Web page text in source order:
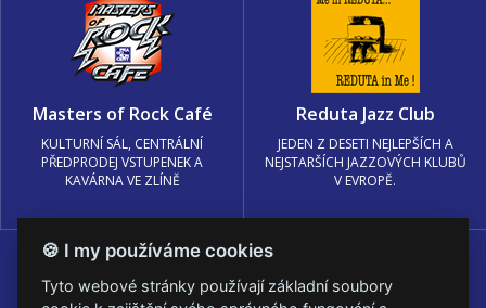
Masters of Rock Café
KULTURNÍ SÁL, CENTRÁLNÍ
PŘEDPRODEJ VSTUPENEK A
KAVÁRNA VE ZLÍNĚ
Reduta Jazz Club
JEDEN Z DESETI NEJLEPŠÍCH A
NEJSTARŠÍCH JAZZOVÝCH KLUBŮ
V EVROPĚ.
🍪 I my používáme cookies
Tyto webové stránky používají základní soubory